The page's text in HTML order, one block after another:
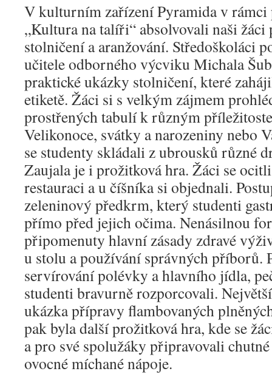
V kulturním zařízení Pyramida v rámci
„Kultura na talíři“ absolvovali naši
stolničení a aranžování. Středoškoláci
učitele odborného výcviku Michala
praktické ukázky stolničení, které
etiketě. Žáci si s velkým zájmem
prostřených tabulí k různým
Velikonoce, svátky a narozeniny nebo
se studenty skládali z ubrousků různé
Zaujala je i prožitková hra. Žáci se
restauraci a u číšníka si objednali.
zeleninový předkrm, který studenti
přímo před jejich očima. Nenásilnou
připomenuty hlavní zásady zdravé
u stolu a používání správných příborů.
servírování polévky a hlavního jídla,
studenti bravurně rozporcovali.
ukázka přípravy flambovaných
pak byla další prožitková hra, kde se
a pro své spolužáky připravovali
ovocné míchané nápoje.